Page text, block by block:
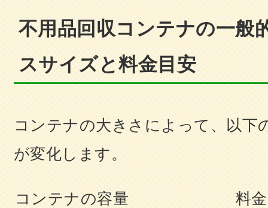
不用品回収コンテナの一般
スサイズと料金目安
コンテナの大きさによって、以下
が変化します。
コンテナの容量
料